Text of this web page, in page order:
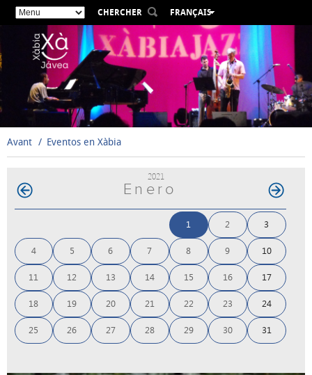
CHERCHER
FRANÇAIS
ESPAÑOL
VALENCIÀ
ENGLISH
DEUTSCH
РУССКИЙ
Avant Eventos en Xàbia
2021
Enero
1 2 3
4 5 6 7 8 9 10
11 12 13 14 15 16 17
18 19 20 21 22 23 24
25 26 27 28 29 30 31